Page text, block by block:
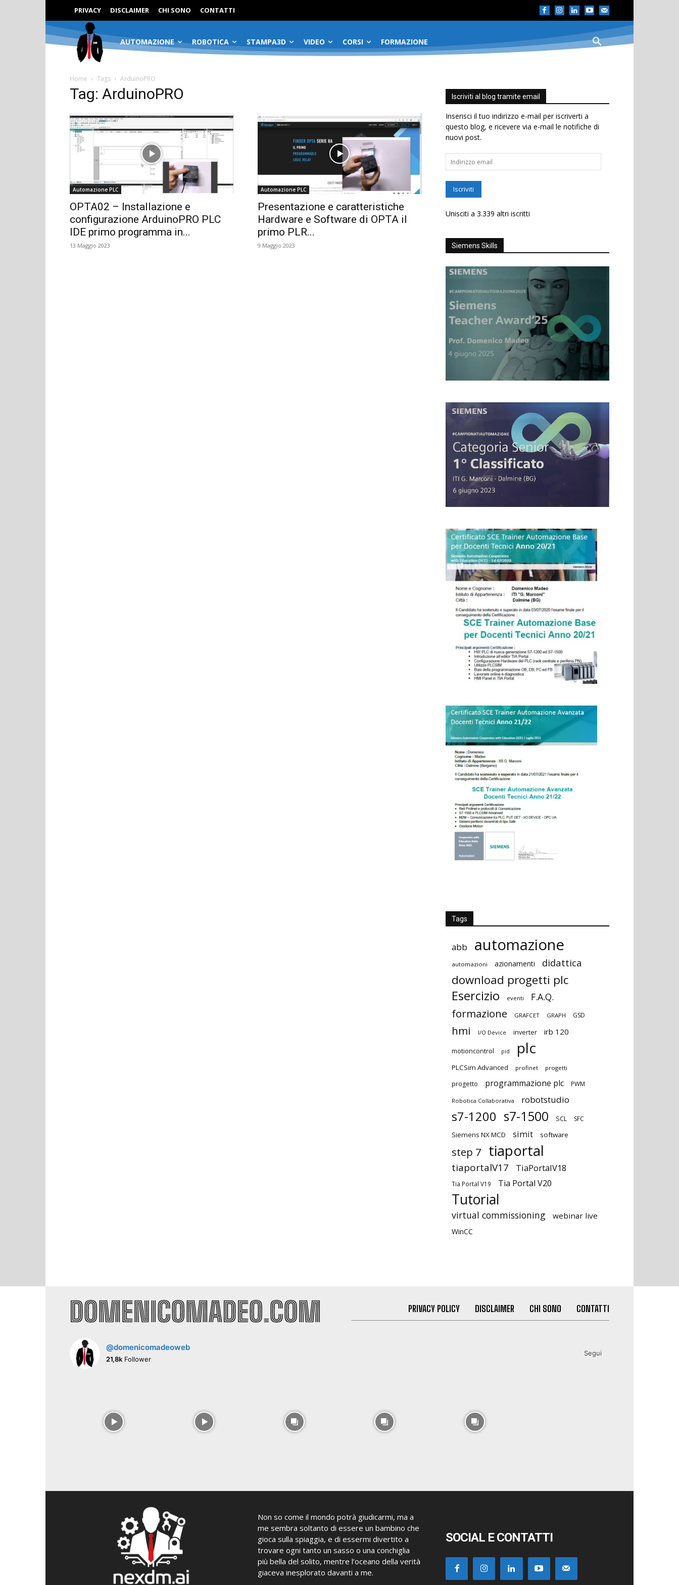
PRIVACY DISCLAIMER CHI SONO CONTATTI
AUTOMAZIONE ROBOTICA STAMPA3D VIDEO CORSI FORMAZIONE
Home Tags ArduinoPRO
Tag: ArduinoPRO
Automazione PLC
OPTA02 – Installazione e
configurazione ArduinoPRO PLC
IDE primo programma in...
13 Maggio 2023
Automazione PLC
Presentazione e caratteristiche
Hardware e Software di OPTA il
primo PLR...
9 Maggio 2023
Iscriviti al blog tramite email
Inserisci il tuo indirizzo e-mail per iscriverti a
questo blog, e ricevere via e-mail le notifiche di
nuovi post.
Indirizzo
email
Iscriviti
Unisciti a 3.339 altri iscritti
Siemens Skills
Tags
abb automazione
automazioni azionamenti didattica
download progetti plc
Esercizio eventi F.A.Q.
formazione GRAFCET GRAPH GSD
hmi I/O Device inverter irb 120
motioncontrol pid plc
PLCSim Advanced profinet progetti
progetto programmazione plc PWM
Robotica Collaborativa robotstudio
s7-1200 s7-1500 SCL SFC
Siemens NX MCD simit software
step 7 tiaportal
tiaportalV17 TiaPortalV18
Tia Portal V19 Tia Portal V20
Tutorial
virtual commissioning webinar live
WinCC
PRIVACY POLICY DISCLAIMER CHI SONO CONTATTI
@domenicomadeoweb
21,8k Follower
Segui
Non so come il mondo potrà giudicarmi, ma a
me sembra soltanto di essere un bambino che
gioca sulla spiaggia, e di essermi divertito a
trovare ogni tanto un sasso o una conchiglia
più bella del solito, mentre l’oceano della verità
giaceva inesplorato davanti a me.
SOCIAL E CONTATTI